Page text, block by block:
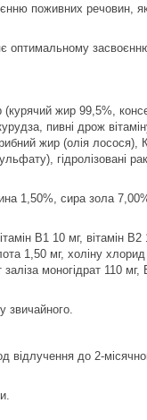
поживних речовин,
(курячий жир 99,5%,
пивні дрож
жир (олія лосося),
гідролізовані
1,50%, сира зола
В1 10 мг, вітамін В2
1,50 мг, холіну
моногідрат 110
звичайного.
до 2-